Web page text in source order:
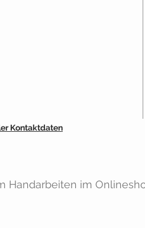
Kontaktdaten
Handarbeiten im